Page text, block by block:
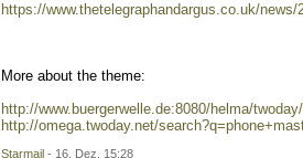
https://www.thetelegraphandargus.co.uk/
More about the theme:
http://www.buergerwelle.de:8080/helma/
http://omega.twoday.net/
Starmail - 16. Dez, 15:28